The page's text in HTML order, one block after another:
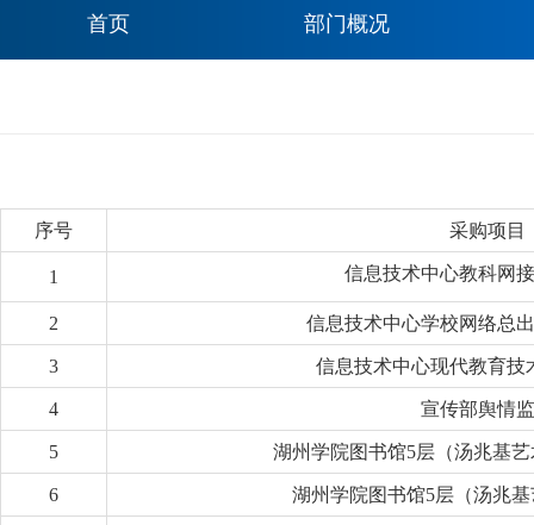
首页 部门概况
序号 采购项目
1 信息技术中心教科网
2 信息技术中心学校网络总
3 信息技术中心现代教育技
4 宣传部舆情
5 湖州学院图书馆5层（汤兆基
6 湖州学院图书馆5层（汤兆